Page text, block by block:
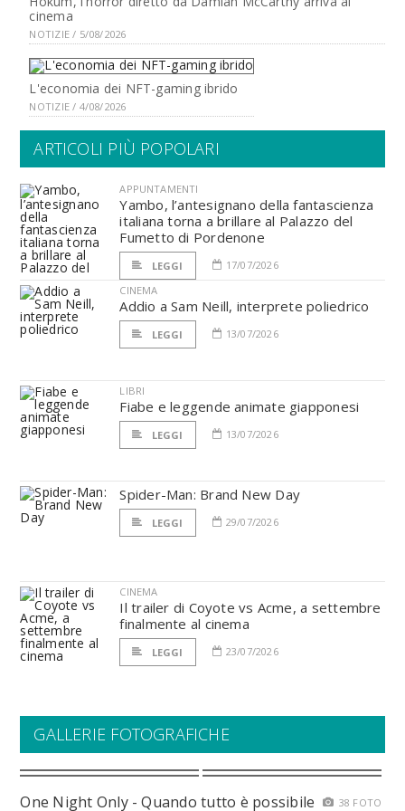
cinema
NOTIZIE / 5/08/2026
L'economia dei NFT-gaming ibrido
NOTIZIE / 4/08/2026
ARTICOLI PIÙ POPOLARI
APPUNTAMENTI
Yambo, l’antesignano della fantascienza
italiana torna a brillare al Palazzo del
Fumetto di Pordenone
LEGGI
17/07/2026
CINEMA
Addio a Sam Neill, interprete poliedrico
LEGGI 13/07/2026
LIBRI
Fiabe e leggende animate giapponesi
LEGGI 13/07/2026
Spider-Man: Brand New Day
LEGGI 29/07/2026
CINEMA
Il trailer di Coyote vs Acme, a settembre
finalmente al cinema
LEGGI 23/07/2026
GALLERIE FOTOGRAFICHE
One Night Only - Quando tutto è possibile 38 FOTO